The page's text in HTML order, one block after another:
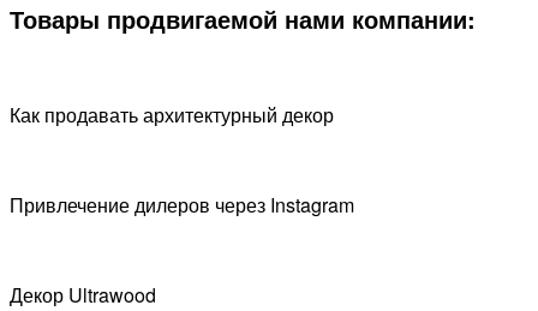
Товары продвигаемой нами компании:
Как продавать архитектурный декор
Привлечение дилеров через Instagram
Декор Ultrawood